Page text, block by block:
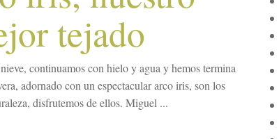
tejado
continuamos con hielo y agua y hemos termina
adornado con un espectacular arco iris, son los
disfrutemos de ellos. Miguel ...